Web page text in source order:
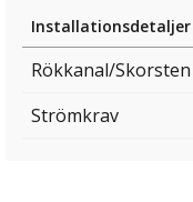
Installationsdetaljer
Rökkanal/Skorsten
Strömkrav